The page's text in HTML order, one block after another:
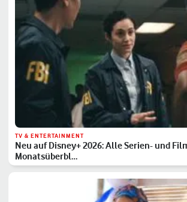
TV & ENTERTAINMENT
Neu auf Disney+ 2026: Alle Serien- und
Monatsüberbl…